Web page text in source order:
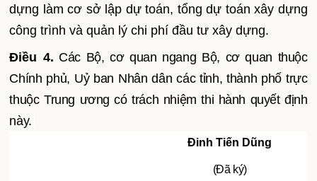
dựng làm cơ sở lập dự toán, tổng dự toán xây dựng
công trình và quản lý chi phí đầu tư xây dựng.
Điều 4. Các Bộ, cơ quan ngang Bộ, cơ quan thuộc
Chính phủ, Uỷ ban Nhân dân các tỉnh, thành phố trực
thuộc Trung ương có trách nhiệm thi hành quyết định
này.
Đinh Tiến Dũng
(Đã ký)